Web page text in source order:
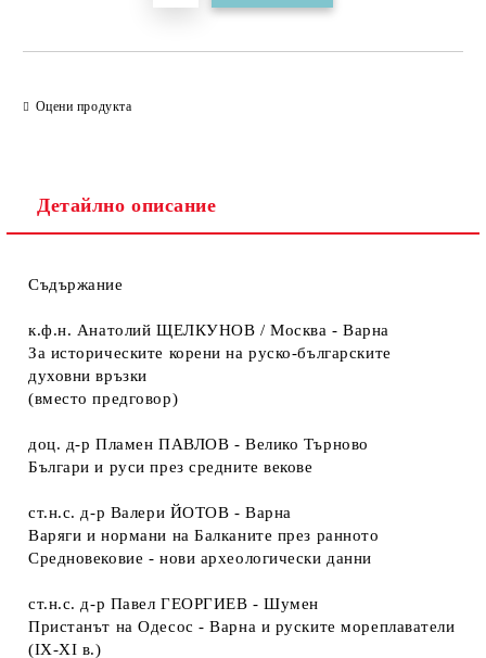
Оцени продукта
Детайлно описание
Съдържание
к.ф.н. Анатолий ЩЕЛКУНОВ / Москва - Варна
За историческите корени на руско-българските
духовни връзки
(вместо предговор)
доц. д-р Пламен ПАВЛОВ - Велико Търново
Българи и руси през средните векове
ст.н.с. д-р Валери ЙОТОВ - Варна
Варяги и нормани на Балканите през ранното
Средновековие - нови археологически данни
ст.н.с. д-р Павел ГЕОРГИЕВ - Шумен
Пристанът на Одесос - Варна и руските мореплаватели
(IХ-ХI в.)